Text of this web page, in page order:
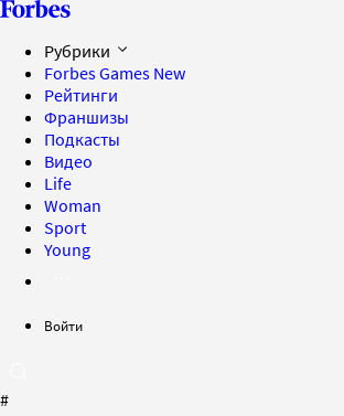
Рубрики
Forbes Games New
Рейтинги
Франшизы
Подкасты
Видео
Life
Woman
Sport
Young
Войти
#